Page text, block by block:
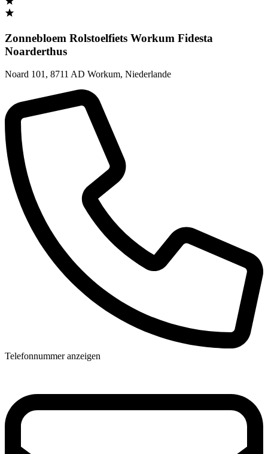
Zonnebloem Rolstoelfiets Workum Fidesta
Noarderthus
Noard 101, 8711 AD Workum, Niederlande
Telefonnummer anzeigen